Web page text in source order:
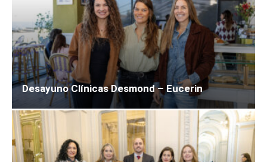
Desayuno Clínicas Desmond – Eucerin